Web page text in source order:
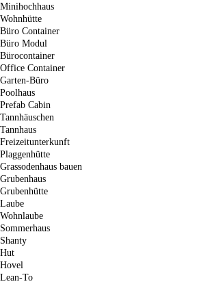
Minihochhaus
Wohnhütte
Büro Container
Büro Modul
Bürocontainer
Office Container
Garten-Büro
Poolhaus
Prefab Cabin
Tannhäuschen
Tannhaus
Freizeitunterkunft
Plaggenhütte
Grassodenhaus bauen
Grubenhaus
Grubenhütte
Laube
Wohnlaube
Sommerhaus
Shanty
Hut
Hovel
Lean-To